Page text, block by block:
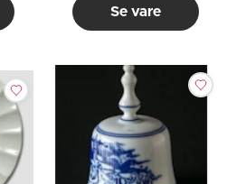
Se vare